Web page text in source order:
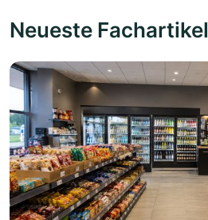
Neueste Fachartikel